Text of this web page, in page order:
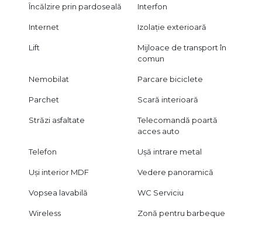
Încălzire prin pardoseală Interfon
Internet Izolație exterioară
Lift
Mijloace de transport în
comun
Nemobilat Parcare biciclete
Parchet Scară interioară
Străzi asfaltate
Telecomandă poartă
acces auto
Telefon Ușă intrare metal
Uși interior MDF Vedere panoramică
Vopsea lavabilă WC Serviciu
Wireless Zonă pentru barbeque